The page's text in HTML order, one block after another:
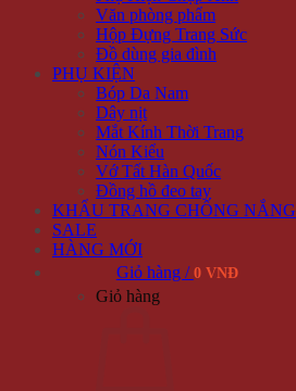
Văn phòng phẩm
Hộp Đựng Trang Sức
Đồ dùng gia đình
PHỤ KIỆN
Bóp Da Nam
Dây nịt
Mắt Kính Thời Trang
Nón Kiểu
Vớ Tất Hàn Quốc
Đồng hồ đeo tay
KHẨU TRANG CHỐNG NẮNG
SALE
HÀNG MỚI
Giỏ hàng / 0 VNĐ
Giỏ hàng